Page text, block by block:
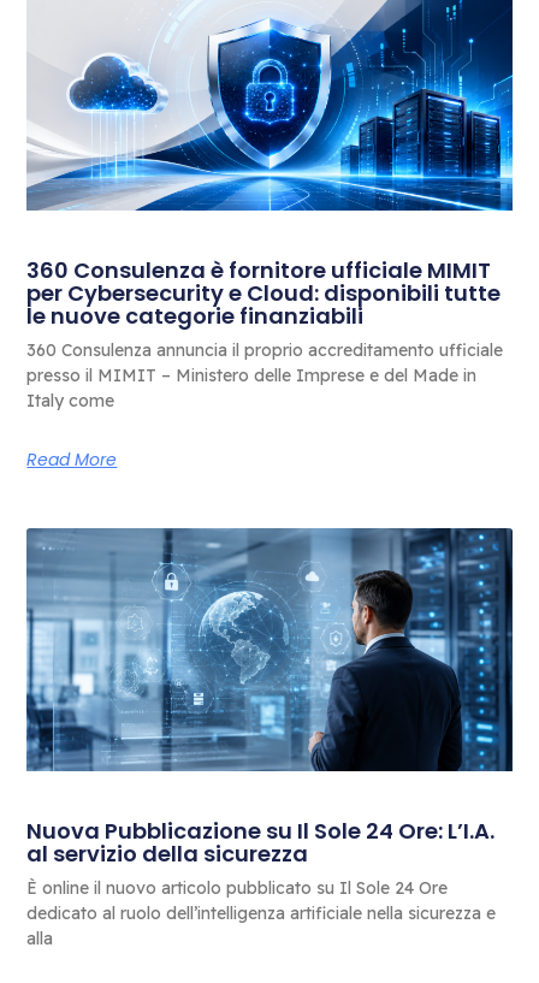
360 Consulenza è fornitore ufficiale MIMIT
per Cybersecurity e Cloud: disponibili tutte
le nuove categorie finanziabili
360 Consulenza annuncia il proprio accreditamento ufficiale
presso il MIMIT – Ministero delle Imprese e del Made in
Italy come
Read More
Nuova Pubblicazione su Il Sole 24 Ore: L’I.A.
al servizio della sicurezza
È online il nuovo articolo pubblicato su Il Sole 24 Ore
dedicato al ruolo dell’intelligenza artificiale nella sicurezza e
alla